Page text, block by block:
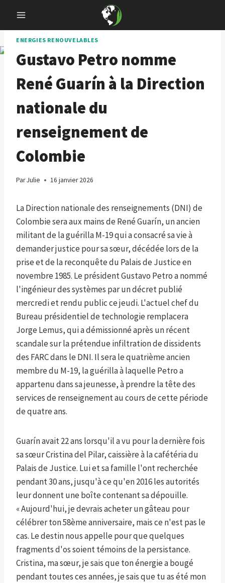
content
ENERGIES RENOUVELABLES
Gustavo Petro nomme
René Guarín à la Direction
nationale du
renseignement de
Colombie
ParJulie 16 janvier 2026
La Direction nationale des renseignements (DNI) de
Colombie sera aux mains de René Guarín, un ancien
militant de la guérilla M-19 qui a consacré sa vie à
demander justice pour sa sœur, décédée lors de la
prise et de la reconquête du Palais de Justice en
novembre 1985. Le président Gustavo Petro a nommé
l'ingénieur des systèmes par un décret publié
mercredi et rendu public ce jeudi. L'actuel chef du
Bureau présidentiel de technologie remplacera
Jorge Lemus, qui a démissionné après un récent
scandale sur la prétendue infiltration de dissidents
des FARC dans le DNI. Il sera le quatrième ancien
membre du M-19, la guérilla à laquelle Petro a
appartenu dans sa jeunesse, à prendre la tête des
services de renseignement au cours de cette période
de quatre ans.
Guarín avait 22 ans lorsqu'il a vu pour la dernière fois
sa sœur Cristina del Pilar, caissière à la cafétéria du
Palais de Justice. Lui et sa famille l'ont recherchée
pendant 30 ans, jusqu'à ce qu'en 2016 les autorités
leur donnent une boîte contenant sa dépouille.
« Aujourd'hui, je devrais acheter un gâteau pour
célébrer ton 58ème anniversaire, mais ce n'est pas le
cas. Le destin nous appelle pour que quelques
fragments d'os soient témoins de la persistance.
Cristina, ma sœur, je sais que ton énergie a bougé
pendant toutes ces années, je sais que tu as été mon